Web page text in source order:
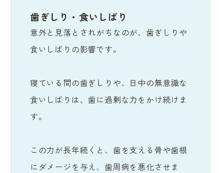
歯ぎしり・食いしばり
意外と見落とされがちなのが、歯ぎしりや
食いしばりの影響です。
寝ている間の歯ぎしりや、日中の無意識な
食いしばりは、歯に過剰な力をかけ続けま
す。
この力が長年続くと、歯を支える骨や歯根
にダメージを与え、歯周病を悪化させま